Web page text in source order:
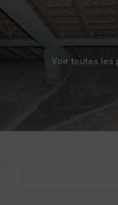
Voir toutes les